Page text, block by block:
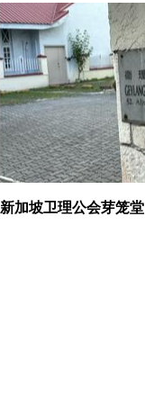
新加坡卫理公会芽笼堂